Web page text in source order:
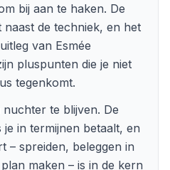
bij aan te haken. De
de techniek, en het
van Esmée
pluspunten die je niet
tegenkomt.
nuchter te blijven. De
in termijnen betaalt, en
– spreiden, beleggen in
maken – is in de kern